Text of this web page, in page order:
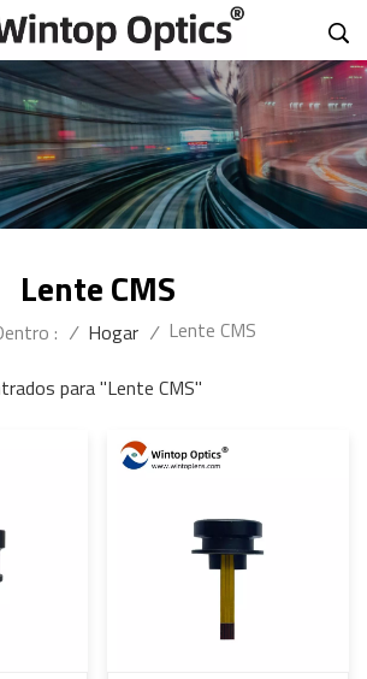
Lente CMS
: / Hogar / Lente CMS
para "Lente CMS"